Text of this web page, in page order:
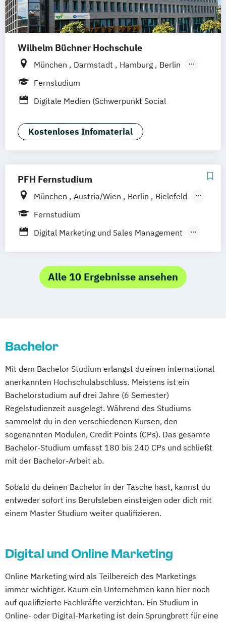
Mediendesign Online Marketing
Sales Management & Strategy UX-Design
Wilhelm Büchner Hochschule
München Darmstadt Hamburg
Berlin
Hannover
Zürich Rostock Dortmund
Fernstudium
Digitale Medien (Schwerpunkt Social
Kostenloses Infomaterial
PFH Fernstudium
München Austria/Wien Berlin
Bielefeld
Bremen
Göttingen Hamburg Hannover
Kaiserslautern/Kusel Kiel Leipzig
Ludwigshafen/Diez Nürnberg
Online-Fernstudium Regensburg Stade
Fernstudium
Digital Marketing und Sales Management
Alle 10 Ergebnisse ansehen
Bachelor
Mit dem Bachelor Studium erlangst du einen international
anerkannten Hochschulabschluss. Meistens ist ein
Bachelorstudium auf drei Jahre (6 Semester)
Regelstudienzeit ausgelegt. Während des Studiums
sammelst du in den verschiedenen Kursen, den
sogenannten Modulen, Credit Points (CPs). Das gesamte
Bachelor-Studium umfasst 180 bis 240 CPs und schließt
mit der Bachelor-Arbeit ab.
Sobald du deinen Bachelor in der Tasche hast, kannst du
entweder sofort ins Berufsleben einsteigen oder dich mit
einem Master Studium weiter qualifizieren.
Digital und Online Marketing
Online Marketing wird als Teilbereich des Marketings
immer wichtiger. Kaum ein Unternehmen kann hier noch
auf qualifizierte Fachkräfte verzichten. Ein Studium in
Online- oder Digital-Marketing ist dein Sprungbrett für eine